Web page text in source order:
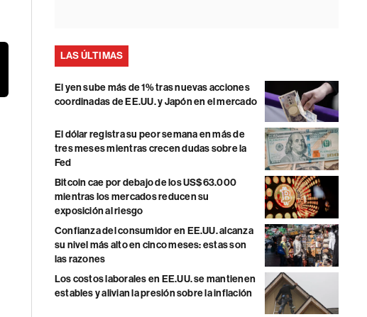
LAS ÚLTIMAS
El yen sube más de 1% tras nuevas acciones
coordinadas de EE.UU. y Japón en el mercado
El dólar registra su peor semana en más de
tres meses mientras crecen dudas sobre la
Fed
Bitcoin cae por debajo de los US$63.000
mientras los mercados reducen su
exposición al riesgo
Confianza del consumidor en EE.UU. alcanza
su nivel más alto en cinco meses: estas son
las razones
Los costos laborales en EE.UU. se mantienen
estables y alivian la presión sobre la inflación